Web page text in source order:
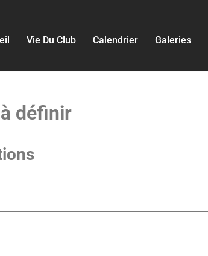
Vie Du Club Calendrier Galeries
définir